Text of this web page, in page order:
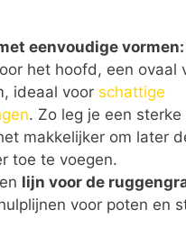
eenvoudige vormen:
het hoofd, een ovaal
ideaal voor schattige
. Zo leg je een sterke
makkelijker om later
toe te voegen.
lijn voor de
voor poten en